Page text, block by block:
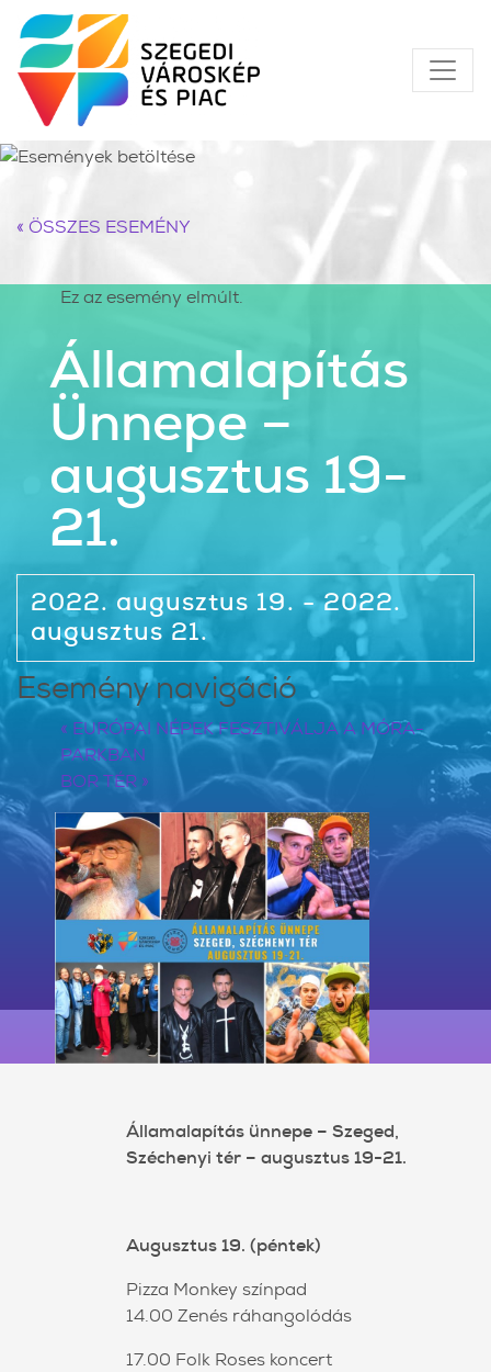
« ÖSSZES ESEMÉNY
Ez az esemény elmúlt.
Államalapítás
Ünnepe –
augusztus 19-
21.
2022. augusztus 19. - 2022.
augusztus 21.
Esemény navigáció
« EURÓPAI NÉPEK FESZTIVÁLJA A MÓRA-
PARKBAN
BOR TÉR »
Államalapítás ünnepe – Szeged,
Széchenyi tér – augusztus 19-21.
Augusztus 19. (péntek)
Pizza Monkey színpad
14.00 Zenés ráhangolódás
17.00 Folk Roses koncert